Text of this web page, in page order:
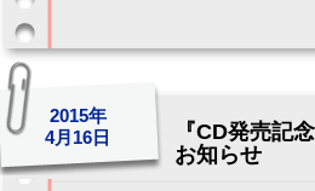
『CD発売記
お知らせ
2015年
4月16日